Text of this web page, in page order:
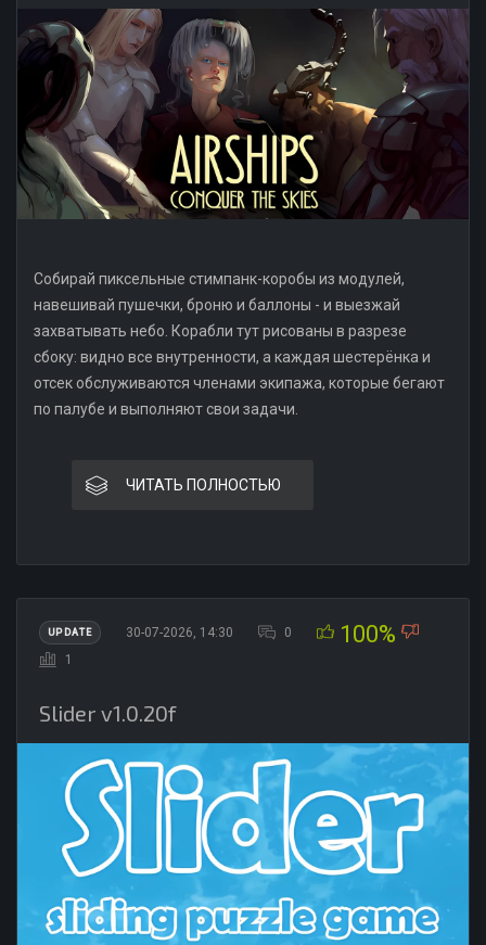
Собирай пиксельные стимпанк-коробы из модулей,
навешивай пушечки, броню и баллоны - и выезжай
захватывать небо. Корабли тут рисованы в разрезе
сбоку: видно все внутренности, а каждая шестерёнка и
отсек обслуживаются членами экипажа, которые бегают
по палубе и выполняют свои задачи.
ЧИТАТЬ ПОЛНОСТЬЮ
UPDATE 30-07-2026, 14:30 0 100%
1
Slider v1.0.20f